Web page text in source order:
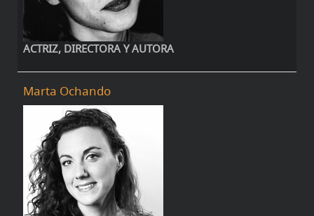
ACTRIZ, DIRECTORA Y AUTORA
Marta Ochando